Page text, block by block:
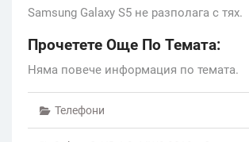
Samsung Galaxy S5 не разполага с тях.
Прочетете Още По Темата:
Няма повече информация по темата.
Телефони